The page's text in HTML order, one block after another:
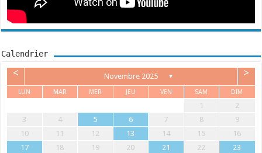
Calendrier
< Novembre 2025 ▼ >
LUN MAR MER JEU VEN SAM DIM
1
2
3
4 5 6 7 8
9
10
11 12 13 14 15
16
17
18 19 20 21 22
23